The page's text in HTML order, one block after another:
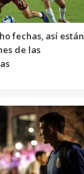
fechas, así están
de las